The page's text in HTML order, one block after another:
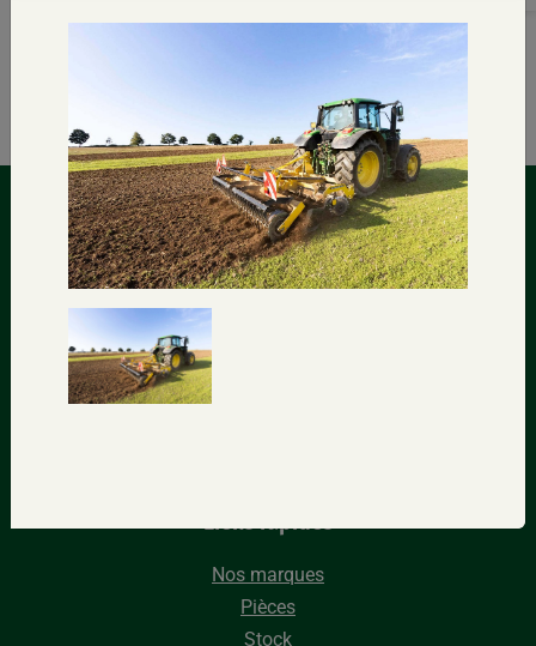
Contactez-nous
Sur la Forêt, 16 – 5340 SORÉE (Belgique)
+32(0)83/67.72.33
Liens rapides
Nos marques
Pièces
Stock